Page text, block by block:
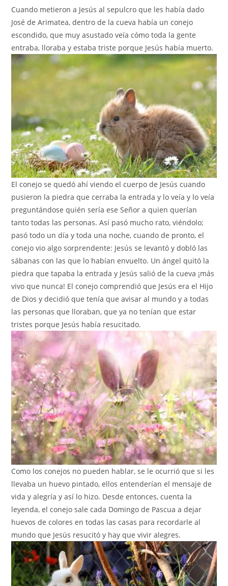
Cuando metieron a Jesús al sepulcro que les había dado
José de Arimatea, dentro de la cueva había un conejo
escondido, que muy asustado veía cómo toda la gente
entraba, lloraba y estaba triste porque Jesús había muerto.
El conejo se quedó ahí viendo el cuerpo de Jesús cuando
pusieron la piedra que cerraba la entrada y lo veía y lo veía
preguntándose quién sería ese Señor a quien querían
tanto todas las personas. Así pasó mucho rato, viéndolo;
pasó todo un día y toda una noche, cuando de pronto, el
conejo vio algo sorprendente: Jesús se levantó y dobló las
sábanas con las que lo habían envuelto. Un ángel quitó la
piedra que tapaba la entrada y Jesús salió de la cueva ¡más
vivo que nunca! El conejo comprendió que Jesús era el Hijo
de Dios y decidió que tenía que avisar al mundo y a todas
las personas que lloraban, que ya no tenían que estar
tristes porque Jesús había resucitado.
Como los conejos no pueden hablar, se le ocurrió que si les
llevaba un huevo pintado, ellos entenderían el mensaje de
vida y alegría y así lo hizo. Desde entonces, cuenta la
leyenda, el conejo sale cada Domingo de Pascua a dejar
huevos de colores en todas las casas para recordarle al
mundo que Jesús resucitó y hay que vivir alegres.